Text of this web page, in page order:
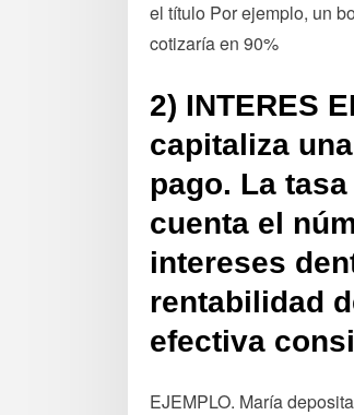
el título Por ejemplo, un
cotizaría en 90%
2) INTERES
capitaliza
pago. La
cuenta el
intereses
rentabilidad
efectiva
EJEMPLO. María